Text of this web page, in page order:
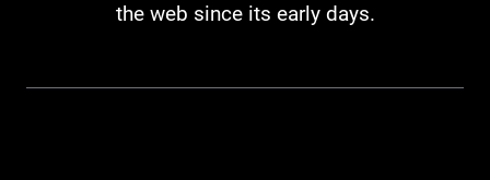
the web since its early days.